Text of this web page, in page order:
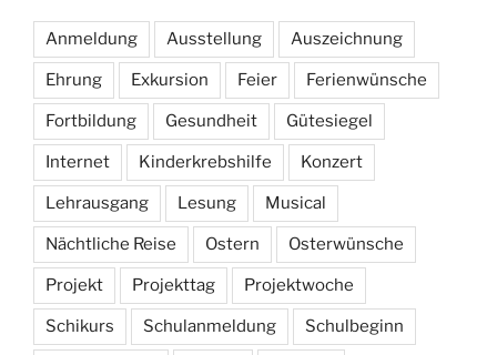
Anmeldung Ausstellung Auszeichnung
Ehrung Exkursion Feier Ferienwünsche
Fortbildung Gesundheit Gütesiegel
Internet Kinderkrebshilfe Konzert
Lehrausgang Lesung Musical
Nächtliche Reise Ostern Osterwünsche
Projekt Projekttag Projektwoche
Schikurs Schulanmeldung Schulbeginn